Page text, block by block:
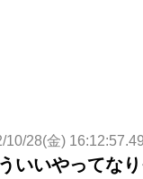
10/28(金)
いいやってなり